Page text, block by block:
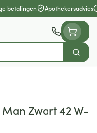
betalingen Apothekersadvies
Zoek
Zwart 42 W-